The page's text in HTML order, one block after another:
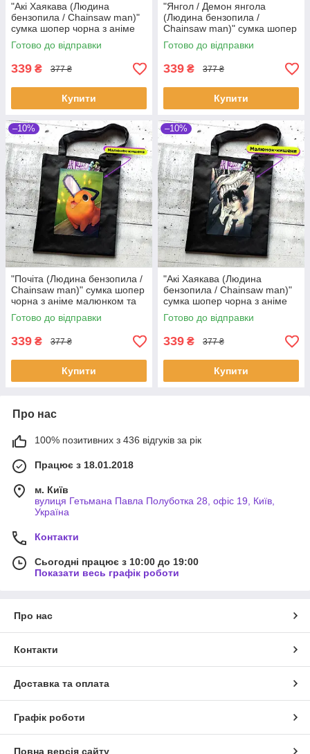
"Акі Хаякава (Людина
бензопила / Chainsaw man)"
сумка шопер чорна з аніме
малюнком та кишенею
Готово до відправки
339 ₴ 377 ₴
Купити
"Янгол / Демон янгола
(Людина бензопила /
Chainsaw man)" сумка шопер
чорна з аніме малюнком та
кишенею
Готово до відправки
339 ₴ 377 ₴
Купити
–10%
"Почіта (Людина бензопила /
Chainsaw man)" сумка шопер
чорна з аніме малюнком та
кишенею
Готово до відправки
339 ₴ 377 ₴
Купити
–10%
"Акі Хаякава (Людина
бензопила / Chainsaw man)"
сумка шопер чорна з аніме
малюнком та кишенею
Готово до відправки
339 ₴ 377 ₴
Купити
Про нас
100% позитивних з 436 відгуків за рік
Працює з 18.01.2018
м. Київ
вулиця Гетьмана Павла Полуботка 28, офіс 19, Київ,
Україна
Контакти
Сьогодні працює з 10:00 до 19:00
Показати весь графік роботи
Про нас
Контакти
Доставка та оплата
Графік роботи
Повна версія сайту